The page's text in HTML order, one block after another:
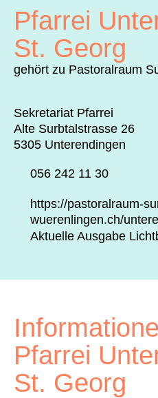
ePaper
aktuelle
Suchen
Pfarrei
St. Georg
gehört zu Pastoralraum
Sekretariat Pfarrei
Alte Surbtalstrasse 26
5305 Unterendingen
056 242 11 30
https://pastoralraum-
wuerenlingen.ch/
Aktuelle Ausgabe
Pfarrei
St. Georg